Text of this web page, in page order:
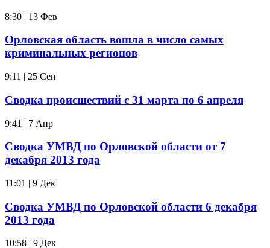
8:30 | 13 Фев
Орловская область вошла в число самых
криминальных регионов
9:11 | 25 Сен
Сводка происшествий с 31 марта по 6 апреля
9:41 | 7 Апр
Сводка УМВД по Орловской области от 7
декабря 2013 года
11:01 | 9 Дек
Сводка УМВД по Орловской области 6 декабря
2013 года
10:58 | 9 Дек